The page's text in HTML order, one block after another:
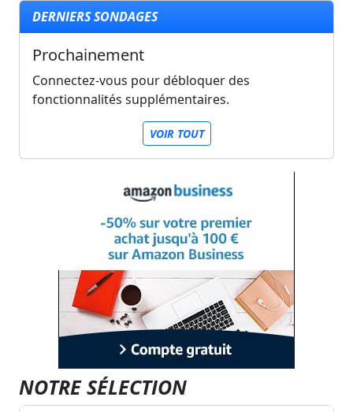
DERNIERS SONDAGES
Prochainement
Connectez-vous pour débloquer des
fonctionnalités supplémentaires.
VOIR TOUT
NOTRE SÉLECTION